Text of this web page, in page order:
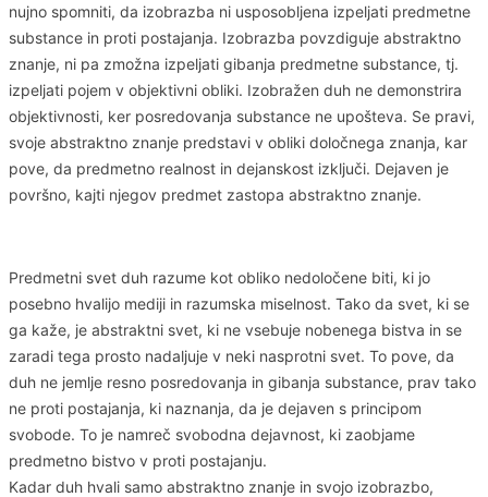
nujno spomniti, da izobrazba ni usposobljena izpeljati predmetne
substance in proti postajanja. Izobrazba povzdiguje abstraktno
znanje, ni pa zmožna izpeljati gibanja predmetne substance, tj.
izpeljati pojem v objektivni obliki. Izobražen duh ne demonstrira
objektivnosti, ker posredovanja substance ne upošteva. Se pravi,
svoje abstraktno znanje predstavi v obliki določnega znanja, kar
pove, da predmetno realnost in dejanskost izključi. Dejaven je
površno, kajti njegov predmet zastopa abstraktno znanje.
Predmetni svet duh razume kot obliko nedoločene biti, ki jo
posebno hvalijo mediji in razumska miselnost. Tako da svet, ki se
ga kaže, je abstraktni svet, ki ne vsebuje nobenega bistva in se
zaradi tega prosto nadaljuje v neki nasprotni svet. To pove, da
duh ne jemlje resno posredovanja in gibanja substance, prav tako
ne proti postajanja, ki naznanja, da je dejaven s principom
svobode. To je namreč svobodna dejavnost, ki zaobjame
predmetno bistvo v proti postajanju.
Kadar duh hvali samo abstraktno znanje in svojo izobrazbo,